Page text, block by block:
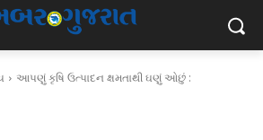
આપણું કૃષિ ઉત્પાદન ક્ષમતાથી ઘણું ઓછું :